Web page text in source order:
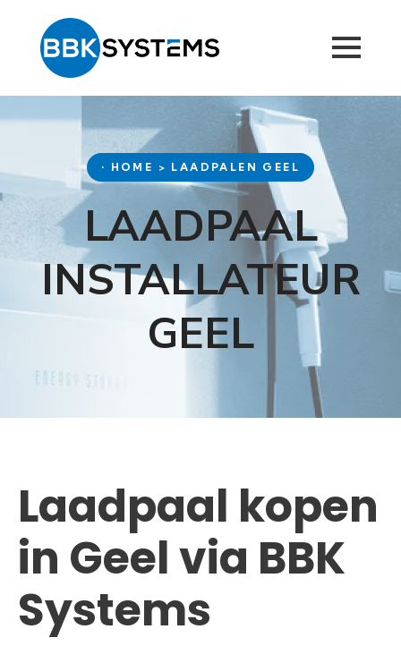
• HOME > LAADPALEN GEEL
LAADPAAL
INSTALLATEUR
GEEL
Laadpaal kopen
in Geel via BBK
Systems